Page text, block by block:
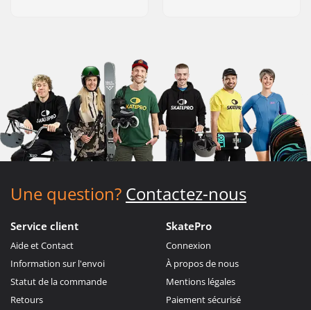
Une question? Contactez-nous
Service client
Aide et Contact
Information sur l'envoi
Statut de la commande
Retours
SkatePro
Connexion
À propos de nous
Mentions légales
Paiement sécurisé